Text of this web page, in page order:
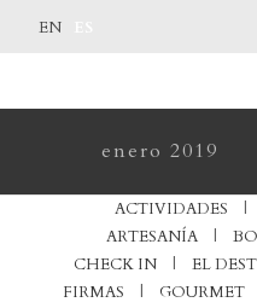
EN
enero 2019
ACTIVIDADES
ARTESANÍA
CHECK IN
EL
FIRMAS
GOURMET